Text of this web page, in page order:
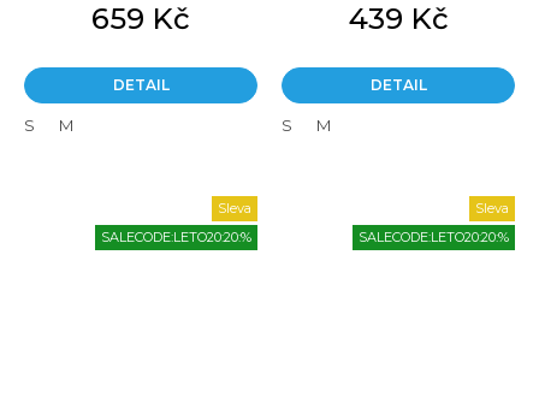
659 Kč
DETAIL
S M
439 Kč
DETAIL
S M
Sleva
SALECODE:LETO20:20:%
Sleva
SALECODE:LETO20:20:%